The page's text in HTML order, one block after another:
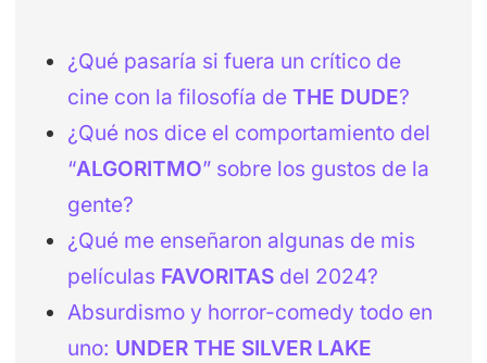
¿Qué pasaría si fuera un crítico de
cine con la filosofía deTHE DUDE?
¿Qué nos dice el comportamiento del
“ALGORITMO” sobre los gustos de la
gente?
¿Qué me enseñaron algunas de mis
películas FAVORITAS del 2024?
Absurdismo y horror-comedy todo en
uno: UNDER THE SILVER LAKE